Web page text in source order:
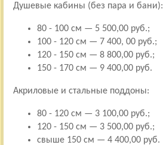
Душевые кабины (без пара и бани):
80 - 100 см — 5 500,00 руб.;
100 - 120 см — 7 400, 00 руб.;
120 - 150 см — 8 800,00 руб.;
150 - 170 см — 9 400,00 руб.
Акриловые и стальные поддоны:
80 - 120 см — 3 100,00 руб.;
120 - 150 см — 3 500,00 руб.;
свыше 150 см — 4 400,00 руб.